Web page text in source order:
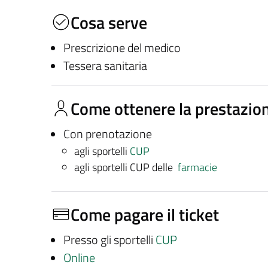
Cosa serve
Prescrizione del medico
Tessera sanitaria
Come ottenere la
Con prenotazione
agli sportelli CUP
agli sportelli CUP delle farmacie
Come pagare il ticket
Presso gli sportelli CUP
Online